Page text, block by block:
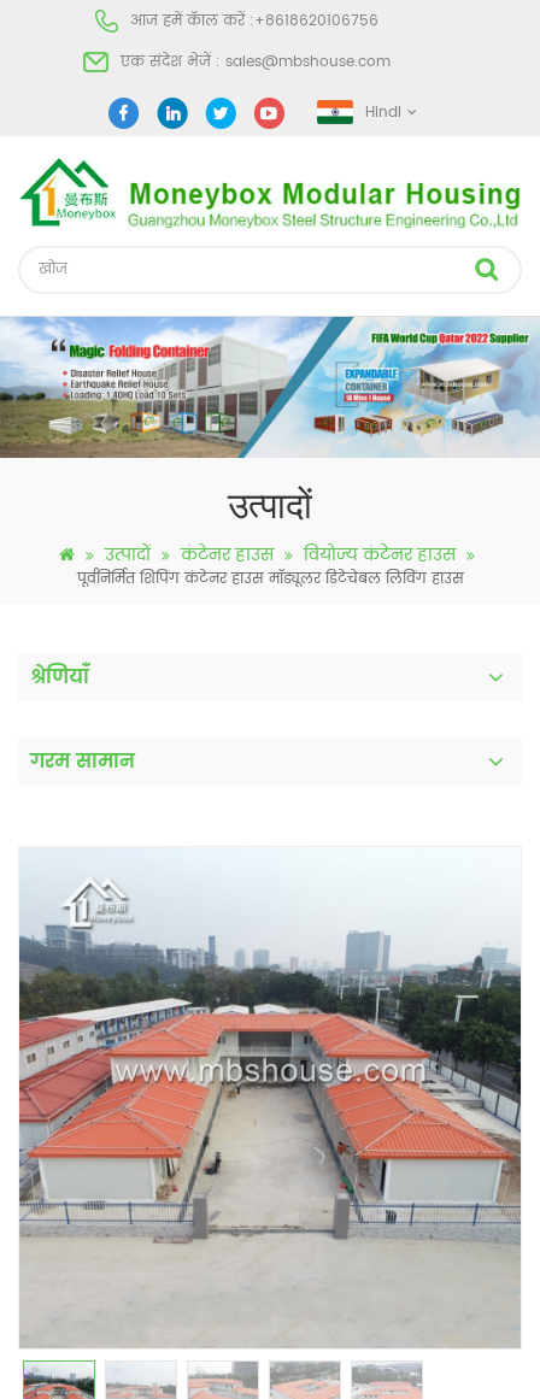
आज हमें कॅाल करें :+8618620106756
एक संदेश भेजें : sales@mbshouse.com
Hindi
उत्पादों
उत्पादों कंटेनर हाउस वियोज्य कंटेनर हाउस
पूर्वनिर्मित शिपिंग कंटेनर हाउस मॉड्यूलर डिटेचेबल लिविंग हाउस
श्रेणियाँ
गरम सामान